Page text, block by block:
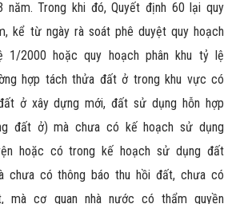
Trong khi đó, Quyết định 60 lại quy
kể từ ngày rà soát phê duyệt quy hoạch
2000 hoặc quy hoạch phân khu tỷ lệ
hợp tách thửa đất ở trong khu vực có
ở xây dựng mới, đất sử dụng hỗn hợp
đất ở) mà chưa có kế hoạch sử dụng
hoặc có trong kế hoạch sử dụng đất
chưa có thông báo thu hồi đất, chưa có
mà cơ quan nhà nước có thẩm quyền